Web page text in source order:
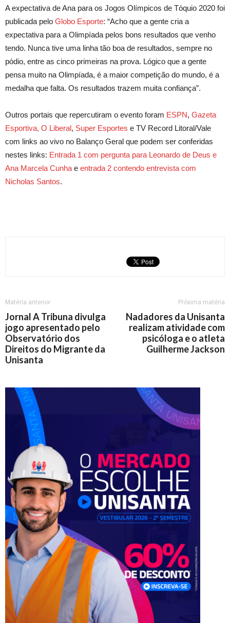
A expectativa de Ana para os Jogos Olímpicos de Tóquio 2020 foi
publicada pelo Globo Esporte: “Acho que a gente cria a
expectativa para a Olimpíada pelos bons resultados que venho
tendo. Nunca tive uma linha tão boa de resultados, sempre no
pódio, entre as cinco primeiras na prova. Lógico que a gente
pensa muito na Olimpíada, é a maior competição do mundo, é a
medalha que falta. Os resultados trazem muita confiança”.
Outros portais que repercutiram o evento foram ESPN, Gazeta
Esportiva, O Liberal, Super Esportes e TV Record Litoral/Vale
com links ao vivo no Balanço Geral que podem ser conferidas
nestes links: Entrada 1 com pergunta para Leonardo de Deus e
Ana Marcela Cunha e entrada 2 contendo entrevista com
Nicholas Santos.
Matéria anterior
Jornal A Tribuna divulga
jogo apresentado pelo
Observatório dos
Direitos do Migrante da
Unisanta
Próxima matéria
Nadadores da Unisanta
realizam atividade com
psicóloga e o atleta
Guilherme Jackson